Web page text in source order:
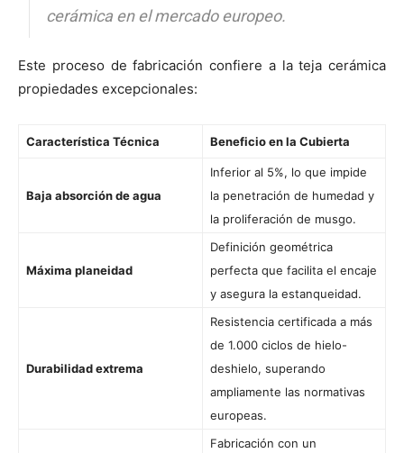
cerámica en el mercado europeo.
Este proceso de fabricación confiere a la teja cerámica
propiedades excepcionales:
Característica Técnica Beneficio en la Cubierta
Baja absorción de agua
Inferior al 5%, lo que impide
la penetración de humedad y
la proliferación de musgo.
Máxima planeidad
Definición geométrica
perfecta que facilita el encaje
y asegura la estanqueidad.
Durabilidad extrema
Resistencia certificada a más
de 1.000 ciclos de hielo-
deshielo, superando
ampliamente las normativas
europeas.
Fabricación con un